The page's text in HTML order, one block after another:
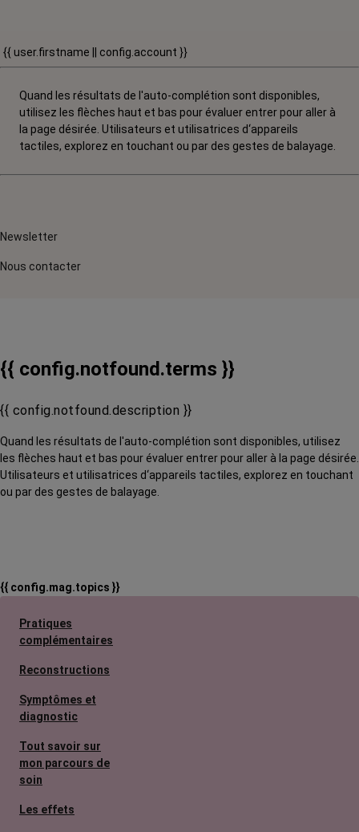
{{ user.firstname || config.account }}
Quand les résultats de l'auto-complétion sont disponibles,
utilisez les flèches haut et bas pour évaluer entrer pour aller à
la page désirée. Utilisateurs et utilisatrices d‘appareils
tactiles, explorez en touchant ou par des gestes de balayage.
Newsletter
Nous contacter
{{ config.notfound.terms }}
{{ config.notfound.description }}
Quand les résultats de l'auto-complétion sont disponibles, utilisez
les flèches haut et bas pour évaluer entrer pour aller à la page désirée.
Utilisateurs et utilisatrices d‘appareils tactiles, explorez en touchant
ou par des gestes de balayage.
{{ config.mag.topics }}
Pratiques
complémentaires
Reconstructions
Symptômes et
diagnostic
Tout savoir sur
mon parcours de
soin
Les effets